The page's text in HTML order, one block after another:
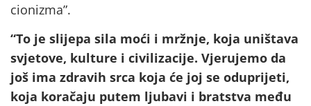
cionizma”.
“To je slijepa sila moći i mržnje, koja uništava
svjetove, kulture i civilizacije. Vjerujemo da
još ima zdravih srca koja će joj se oduprijeti,
koja koračaju putem ljubavi i bratstva među